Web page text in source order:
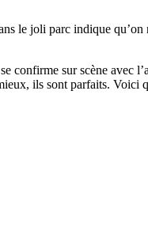
le joli parc indique qu’on
confirme sur scène avec
ils sont parfaits. Voici